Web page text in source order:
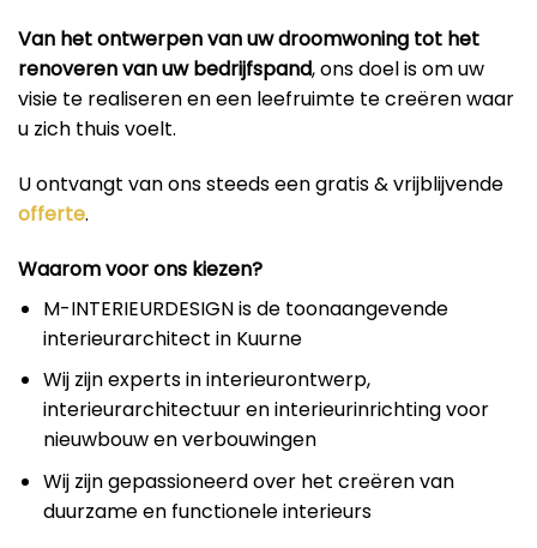
Van het ontwerpen van uw droomwoning tot het
renoveren van uw bedrijfspand, ons doel is om uw
visie te realiseren en een leefruimte te creëren waar
u zich thuis voelt.
U ontvangt van ons steeds een gratis & vrijblijvende
offerte.
Waarom voor ons kiezen?
M-INTERIEURDESIGN is de toonaangevende
interieurarchitect in Kuurne
Wij zijn experts in interieurontwerp,
interieurarchitectuur en interieurinrichting voor
nieuwbouw en verbouwingen
Wij zijn gepassioneerd over het creëren van
duurzame en functionele interieurs